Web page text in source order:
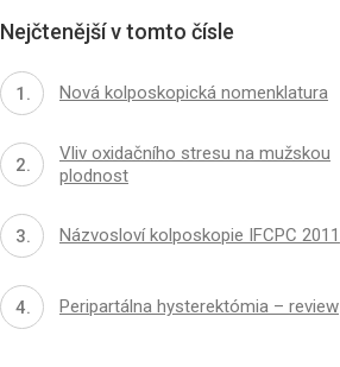
Nejčtenější v tomto čísle
Nová kolposkopická nomenklatura
Vliv oxidačního stresu na mužskou
plodnost
Názvosloví kolposkopie IFCPC 2011
Peripartálna hysterektómia – review